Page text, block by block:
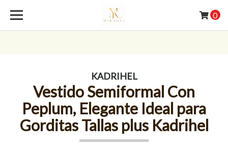
0
KADRIHEL
Vestido Semiformal Con
Peplum, Elegante Ideal para
Gorditas Tallas plus Kadrihel